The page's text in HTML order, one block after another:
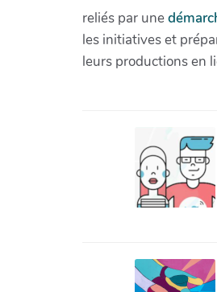
reliés par une
les initiatives et
leurs productions en